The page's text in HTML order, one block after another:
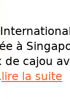
à
cajou
lire la suite